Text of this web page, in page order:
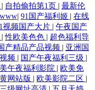
| 自拍偷拍第1页 | 最新伦
| 91国产福利姬 | 在线
视频国产大片 | 午夜国产
|性欧美色色 | 超色福利导
产精品产品视频 | 亚洲国
频 | 国产午夜福利三级 |
午夜福利影院 | 欧美免
网站版 | 欧美影院二区 |